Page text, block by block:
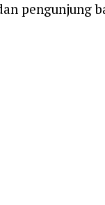
pengunjung